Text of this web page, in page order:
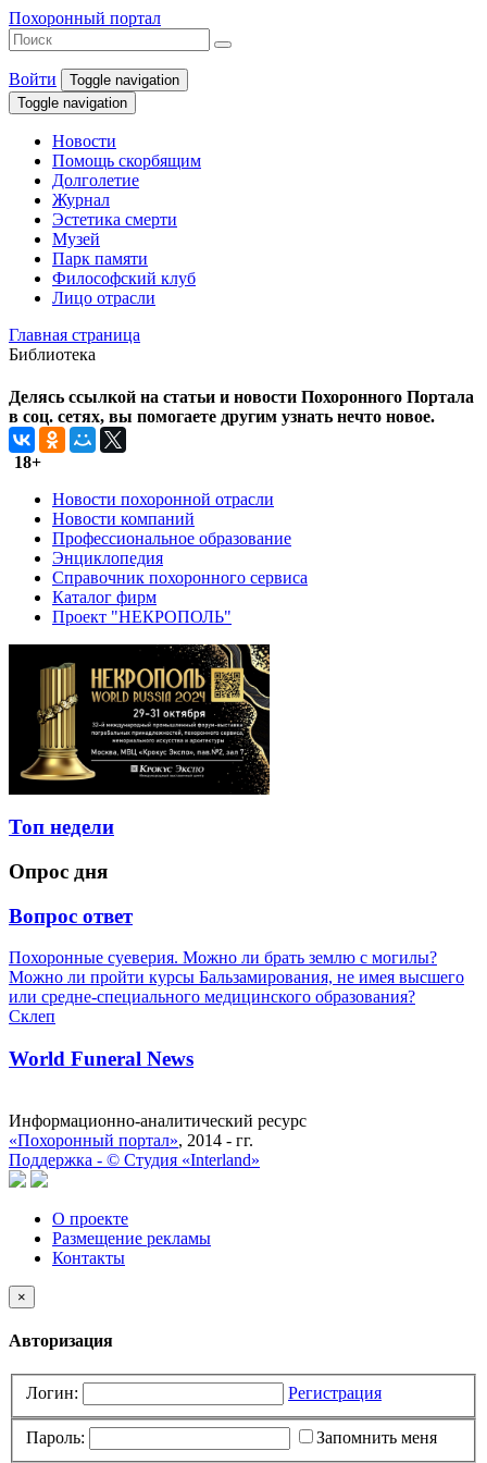
Похоронный портал
Войти
Toggle navigation
Toggle navigation
Новости
Помощь скорбящим
Долголетие
Журнал
Эстетика смерти
Музей
Парк памяти
Философский клуб
Лицо отрасли
Главная страница
Библиотека
Делясь ссылкой на статьи и новости Похоронного Портала
в соц. сетях, вы помогаете другим узнать нечто новое.
18+
Новости похоронной отрасли
Новости компаний
Профессиональное образование
Энциклопедия
Справочник похоронного сервиса
Каталог фирм
Проект "НЕКРОПОЛЬ"
Топ недели
Опрос дня
Вопрос ответ
Похоронные суеверия. Можно ли брать землю с могилы?
Можно ли пройти курсы Бальзамирования, не имея высшего
или средне-специального медицинского образования?
Склеп
World Funeral News
Информационно-аналитический ресурс
«Похоронный портал», 2014 - гг.
Поддержка - © Cтудия «Interland»
О проекте
Размещение рекламы
Контакты
×
Авторизация
Логин: Регистрация
Пароль: Запомнить меня